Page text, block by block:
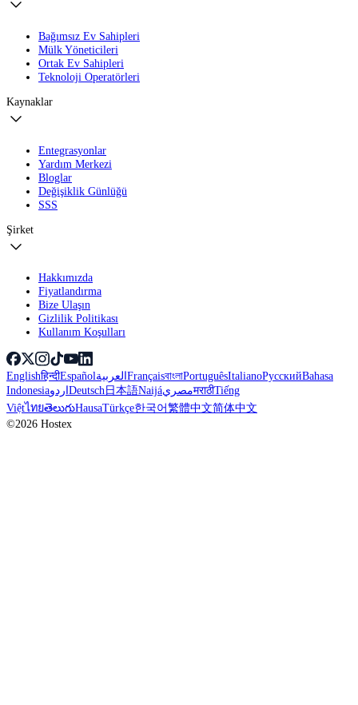
Bağımsız Ev Sahipleri
Mülk Yöneticileri
Ortak Ev Sahipleri
Teknoloji Operatörleri
Kaynaklar
Entegrasyonlar
Yardım Merkezi
Bloglar
Değişiklik Günlüğü
SSS
Şirket
Hakkımızda
Fiyatlandırma
Bize Ulaşın
Gizlilik Politikası
Kullanım Koşulları
Englishहिन्दीEspañolالعربيةFrançaisবাংলাPortuguêsItalianoРусскийBahasa
IndonesiaاردوDeutsch日本語NaijáمصريमराठीTiếng
ViệtไทยతెలుగుHausaTürkçe한국어繁體中文简体中文
©2026 Hostex